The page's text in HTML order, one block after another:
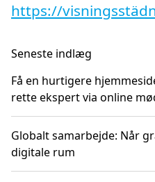
https://
Seneste indlæg
Få en hurtigere
rette ekspert via online
Globalt samarbejde: Når
digitale rum